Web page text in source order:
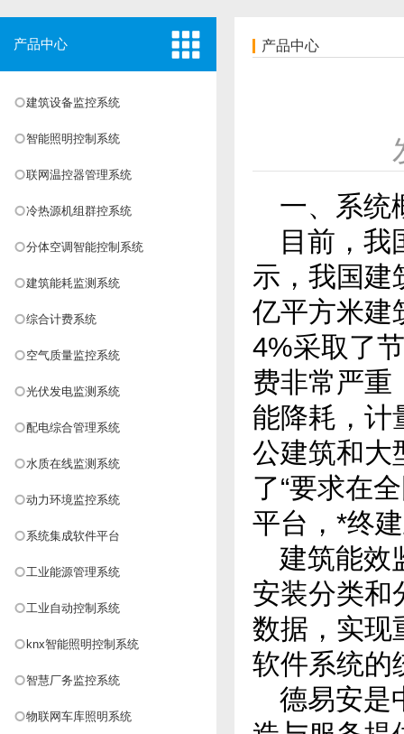
筑牢公共卫生防线，守护生命呼吸通道——济南市**人民医
科技赋能“*美乡村”枢纽：德易安助力婺源火车站打造绿色
"云端"监管，智享安居：德易安助力莲花湖住宅打造绿色
绿色医疗的“智慧大脑”：贺州市人民医院建筑能耗监测系
筑牢公共卫生防线，守护生命呼吸通道——济南市**人民医
科技赋能“*美乡村”枢纽：德易安助力婺源火车站打造绿色
"云端"监管，智享安居：德易安助力莲花湖住宅打造绿色
打造智慧绿色空港新标杆：鄂州空港综合保税区楼控、能
产品中心
建筑设备监控系统
智能照明控制系统
联网温控器管理系统
冷热源机组群控系统
分体空调智能控制系统
建筑能耗监测系统
综合计费系统
空气质量监控系统
光伏发电监测系统
配电综合管理系统
水质在线监测系统
动力环境监控系统
系统集成软件平台
工业能源管理系统
工业自动控制系统
knx智能照明控制系统
智慧厂务监控系统
物联网车库照明系统
产品中心
一、系统
目前，
示，我国建
亿平方米建
4%采取了
费非常严重
能降耗，计
公建筑和大
了“要求在
平台，*终
建筑能效
安装分类和
数据，实现
软件系统的
德易安是